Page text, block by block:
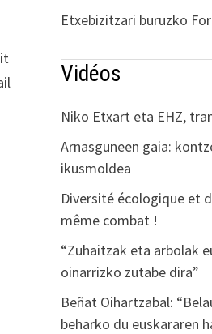
Etxebizitzari buruzko
Vidéos
Niko Etxart eta EHZ,
Arnasguneen gaia:
ikusmoldea
Diversité écologique et
même combat !
“Zuhaitzak eta arbolak
oinarrizko zutabe dira”
Beñat Oihartzabal:
beharko du euskararen